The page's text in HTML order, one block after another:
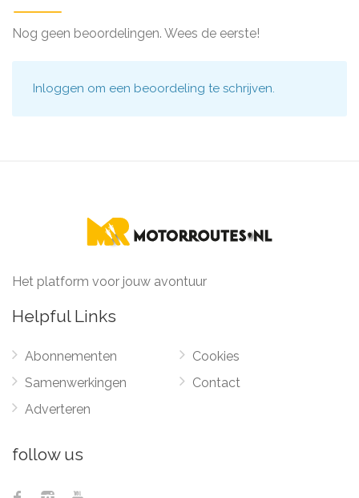
Nog geen beoordelingen. Wees de eerste!
Inloggen om een beoordeling te schrijven.
Het platform voor jouw avontuur
Helpful Links
Abonnementen
Samenwerkingen
Adverteren
Cookies
Contact
follow us